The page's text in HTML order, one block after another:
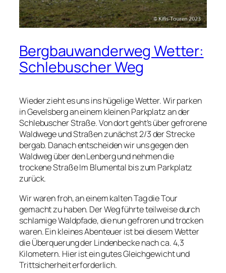
Bergbauwanderweg Wetter:
Schlebuscher Weg
Wieder zieht es uns ins hügelige Wetter. Wir parken
in Gevelsberg an einem kleinen Parkplatz an der
Schlebuscher Straße. Von dort geht’s über gefrorene
Waldwege und Straßen zunächst 2/3 der Strecke
bergab. Danach entscheiden wir uns gegen den
Waldweg über den Lenberg und nehmen die
trockene Straße Im Blumental bis zum Parkplatz
zurück.
Wir waren froh, an einem kalten Tag die Tour
gemacht zu haben. Der Weg führte teilweise durch
schlamige Waldpfade, die nun gefroren und trocken
waren. Ein kleines Abenteuer ist bei diesem Wetter
die Überquerung der Lindenbecke nach ca. 4,3
Kilometern. Hier ist ein gutes Gleichgewicht und
Trittsicherheit erforderlich.